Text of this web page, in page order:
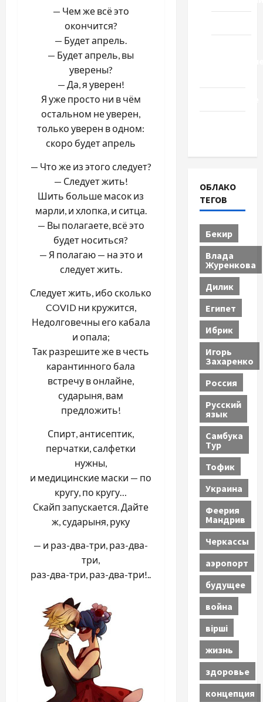
— Чем же всё это
окончится?
— Будет апрель.
— Будет апрель, вы
уверены?
— Да, я уверен!
Я уже просто ни в чём
остальном не уверен,
только уверен в одном:
скоро будет апрель
— Что же из этого следует?
— Следует жить!
Шить больше масок из
марли, и хлопка, и ситца.
— Вы полагаете, всё это
будет носиться?
— Я полагаю — на это и
следует жить.
Следует жить, ибо сколько
COVID ни кружится,
Недолговечны его кабала
и опала;
Так разрешите же в честь
карантинного бала
встречу в онлайне,
сударыня, вам
предложить!
Спирт, антисептик,
перчатки, салфетки
нужны,
и медицинские маски — по
кругу, по кругу…
Скайп запускается. Дайте
ж, сударыня, руку
— и раз-два-три, раз-два-
три,
раз-два-три, раз-два-три!..
ОБЛАКО
ТЕГОВ
Бекир
Влада
Журенкова
Дилик
Египет
Ибрик
Игорь
Захаренко
Россия
Русский
язык
Самбука
Тур
Тофик
Украина
Феерия
Мандрив
Черкассы
аэропорт
будущее
война
вірші
жизнь
здоровье
концепция